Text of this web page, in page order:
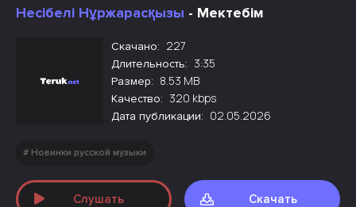
Несібелі Нұржарасқызы - Мектебім
Скачано: 227
Длительность: 3:35
Размер: 8.53 MB
Качество: 320 kbps
Дата публикации: 02.05.2026
Новинки русской музыки
Слушать Скачать